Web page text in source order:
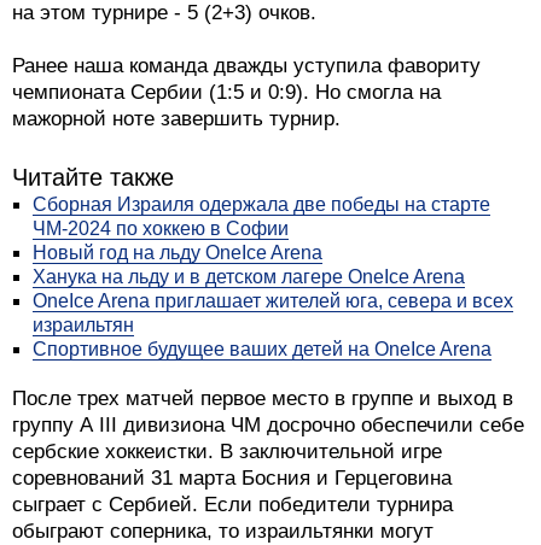
на этом турнире - 5 (2+3) очков.
Ранее наша команда дважды уступила фавориту
чемпионата Сербии (1:5 и 0:9). Но смогла на
мажорной ноте завершить турнир.
Читайте также
Сборная Израиля одержала две победы на старте
ЧМ-2024 по хоккею в Софии
Новый год на льду OneIce Arena
Ханука на льду и в детском лагере OneIce Arena
OneIce Arena приглашает жителей юга, севера и всех
израильтян
Спортивное будущее ваших детей на OneIce Arena
После трех матчей первое место в группе и выход в
группу А III дивизиона ЧМ досрочно обеспечили себе
сербские хоккеистки. В заключительной игре
соревнований 31 марта Босния и Герцеговина
сыграет с Сербией. Если победители турнира
обыграют соперника, то израильтянки могут